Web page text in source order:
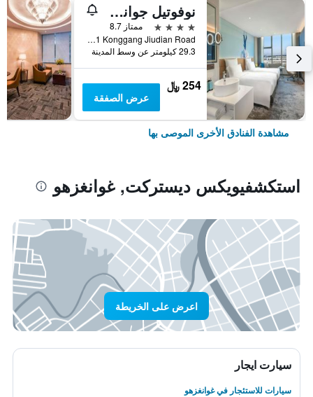
نوفوتيل جوانجشو بايون أيربورت
4 نجوم
ممتاز 8.7
No 1 Konggang Jiudian Road, غوانغزهو, الصين
29.3 كيلومتر عن وسط المدينة
254 ﷼
عرض الصفقة
مشاهدة الفنادق الأخرى الموصى بها
استكشفيويكس ديستركت, غوانغزهو
اعرض على الخريطة
سيارت ايجار
سيارات للاستئجار في غوانغزهو